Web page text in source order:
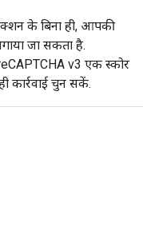
के बिना ही, आपकी
जा सकता है.
v3 एक स्कोर
कार्रवाई चुन सकें.